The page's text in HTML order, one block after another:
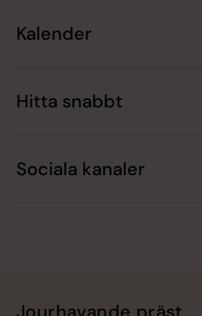
Kalender
Hitta snabbt
Sociala kanaler
Jourhavande präst